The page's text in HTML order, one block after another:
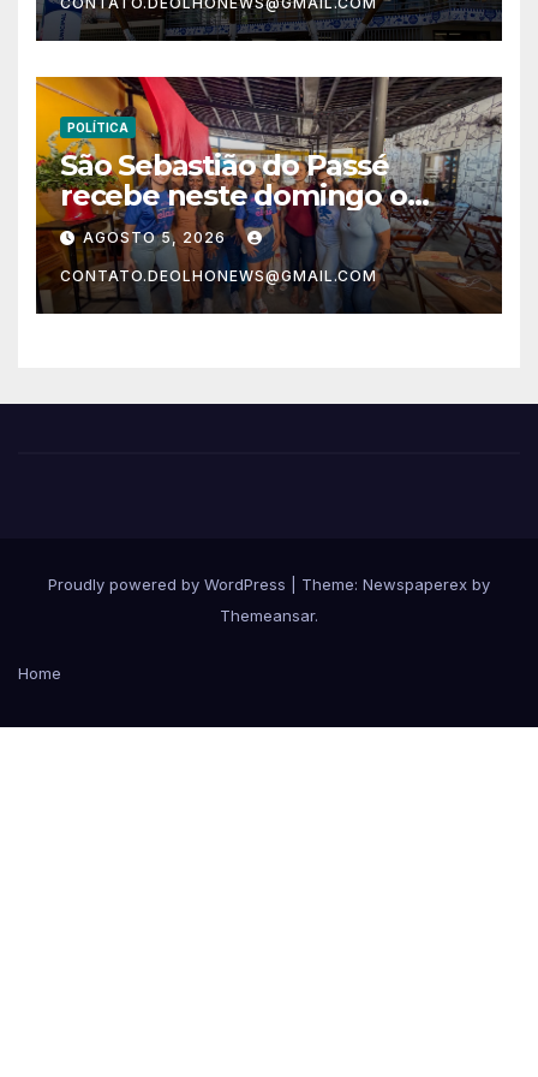
POLÍTICA
São Sebastião do Passé
recebe neste domingo o
Correr Por Elas
AGOSTO 5, 2026
CONTATO.DEOLHONEWS@GMAIL.COM
Proudly powered by WordPress
Theme: Newspaperex by
Themeansar.
Home